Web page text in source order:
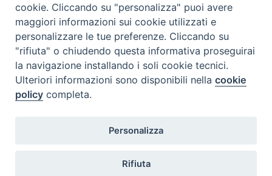
Via Aurelia 796
00165 – Roma
tel: +39 06 661 771
email: segreteria@caritas.it
cookie. Cliccando su "personalizza" puoi avere
maggiori informazioni sui cookie utilizzati e
personalizzare le tue preferenze. Cliccando su
"rifiuta" o chiudendo questa informativa proseguirai
la navigazione installando i soli cookie tecnici.
Ulteriori informazioni sono disponibili nellacookie
policy completa.
Personalizza
Rifiuta